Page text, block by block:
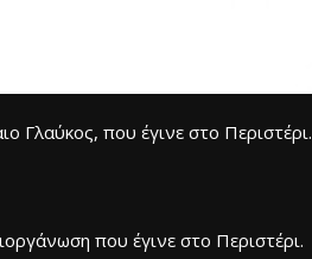
Γλαύκος, που έγινε στο Περιστέρι.
που έγινε στο Περιστέρι.